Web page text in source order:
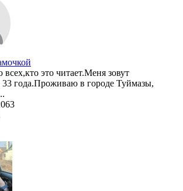
это читает.Меня зовут
года.Проживаю в городе Туймазы,